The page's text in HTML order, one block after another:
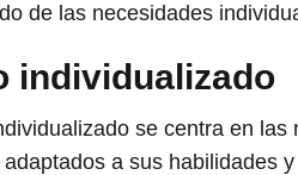
de las necesidades
individualizado
se centra en
a sus habilidades